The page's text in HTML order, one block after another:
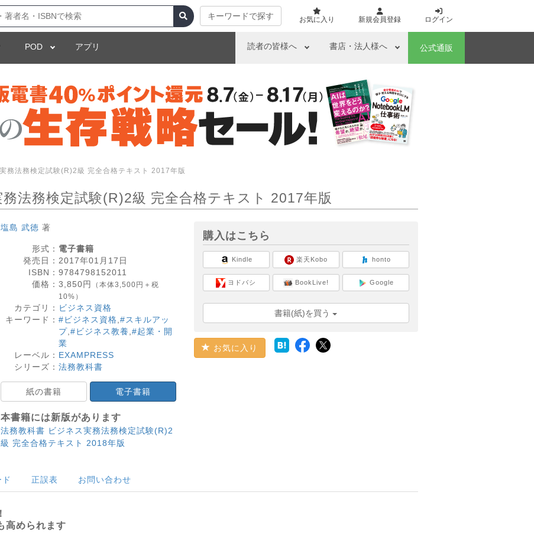
キーワードで探す お気に入り 新規会員登録 ログイン
POD アプリ 読者の皆様へ 書店・法人様へ 公式通販
務法務検定試験(R)2級 完全合格テキスト 2017年版
法務検定試験(R)2級 完全合格テキスト 2017年版
塩島 武徳 著
形式： 電子書籍
発売日： 2017年01月17日
ISBN： 9784798152011
価格： 3,850円
（本体3,500円＋税
10%）
カテゴリ： ビジネス資格
キーワード： #ビジネス資格 #スキルアッ
プ, #ビジネス教養 #起業・開
業
レーベル： EXAMPRESS
シリーズ： 法務教科書
紙の書籍 電子書籍
本書籍には新版があります
法務教科書 ビジネス実務法務検定試験(R)2
級 完全合格テキスト 2018年版
購入はこちら
Kindle
ヨドバシ
楽天Kobo
BookLive!
honto
Google
書籍(紙)を買う
お気に入り
正誤表 お問い合わせ
高められます